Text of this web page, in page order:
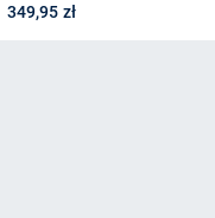
349,95 zł